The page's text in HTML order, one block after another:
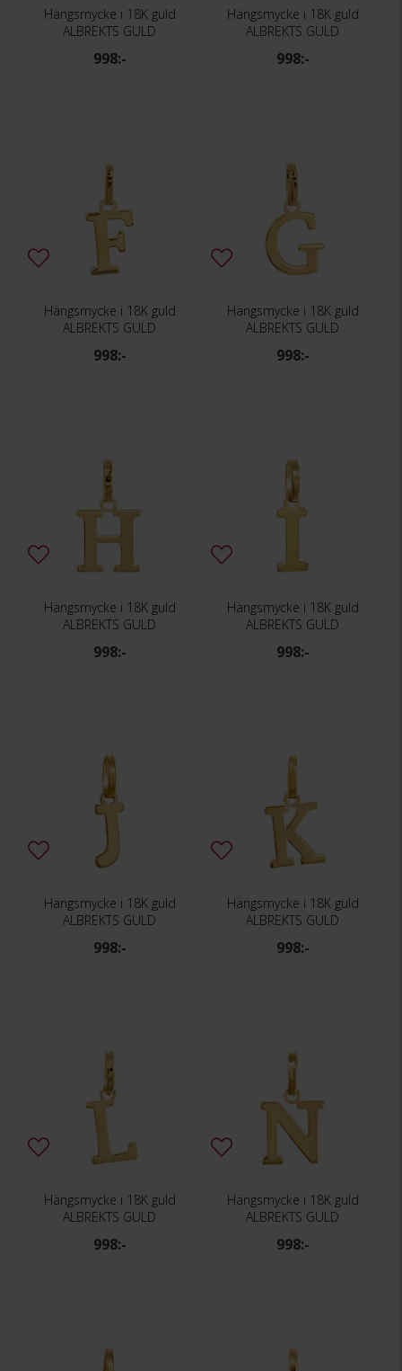
Hängsmycke i 18K guld
ALBREKTS GULD
998:-
Hängsmycke i 18K guld
ALBREKTS GULD
998:-
Hängsmycke i 18K guld
ALBREKTS GULD
998:-
Hängsmycke i 18K guld
ALBREKTS GULD
998:-
Hängsmycke i 18K guld
ALBREKTS GULD
998:-
Hängsmycke i 18K guld
ALBREKTS GULD
998:-
Hängsmycke i 18K guld
ALBREKTS GULD
998:-
Hängsmycke i 18K guld
ALBREKTS GULD
998:-
Hängsmycke i 18K guld
ALBREKTS GULD
998:-
Hängsmycke i 18K guld
ALBREKTS GULD
998:-